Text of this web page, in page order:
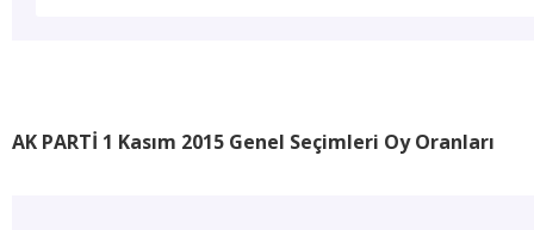
AK PARTİ 1 Kasım 2015 Genel Seçimleri Oy Oranları